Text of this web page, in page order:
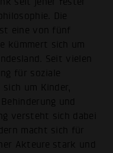
Die
eine von fünf
kümmert sich um
Seit vielen
für soziale
um Kinder,
und
versteht sich dabei
macht sich für
Akteure stark und